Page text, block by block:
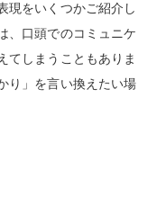
現をいくつかご紹介し
、口頭でのコミュニケ
てしまうこともありま
り」を言い換えたい場